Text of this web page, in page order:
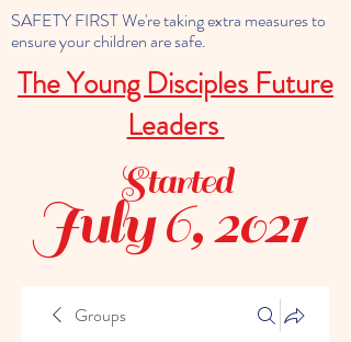
SAFETY FIRST We're taking extra measures to
ensure your children are safe.
The Young Disciples Future
Leaders
July 6, 2021
Started
Groups